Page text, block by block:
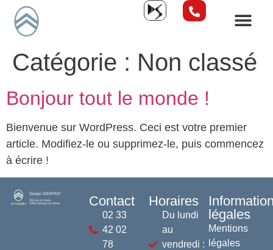
Catégorie : Non classé
Bonjour tout le monde !
Bienvenue sur WordPress. Ceci est votre premier
article. Modifiez-le ou supprimez-le, puis commencez
à écrire !
Contact
02 33
42 02
78
Horaires
Du lundi
au
vendredi :
légales
Mentions
légales